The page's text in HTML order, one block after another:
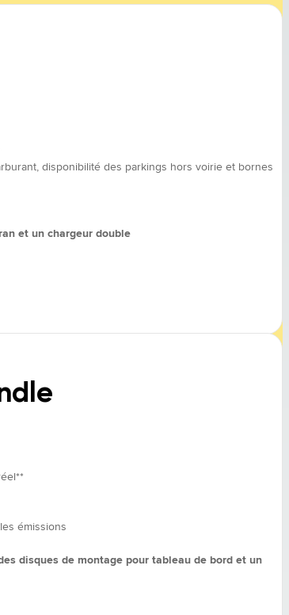
disponibilité des parkings hors voirie et bornes
et un chargeur double
émissions
disques de montage pour tableau de bord et un